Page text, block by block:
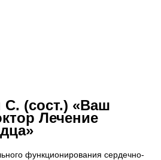
(сост.) «Ваш
Лечение
функционирования сердечно-